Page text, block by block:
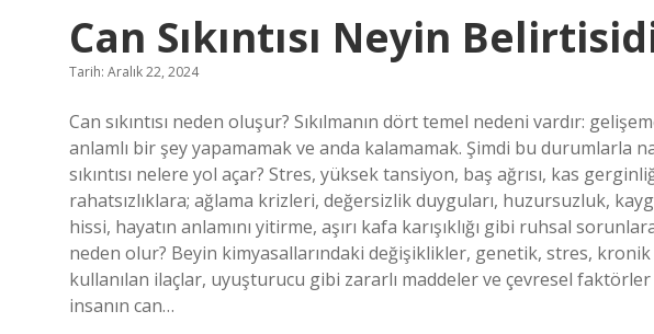
Can Sıkıntısı Neyin
Tarih: Aralık 22, 2024
Can sıkıntısı neden oluşur? Sıkılmanın dört temel nedeni vardır:
anlamlı bir şey yapamamak ve anda kalamamak. Şimdi bu durumlarla
sıkıntısı nelere yol açar? Stres, yüksek tansiyon, baş ağrısı, kas
rahatsızlıklara; ağlama krizleri, değersizlik duyguları, huzursuzluk,
hissi, hayatın anlamını yitirme, aşırı kafa karışıklığı gibi ruhsal
neden olur? Beyin kimyasallarındaki değişiklikler, genetik, stres,
kullanılan ilaçlar, uyuşturucu gibi zararlı maddeler ve çevresel faktörler
insanın can…